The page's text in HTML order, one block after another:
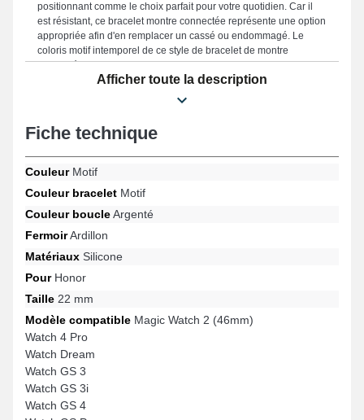
positionnant comme le choix parfait pour votre quotidien. Car il
est résistant, ce bracelet montre connectée représente une option
appropriée afin d'en remplacer un cassé ou endommagé. Le
coloris motif intemporel de ce style de bracelet de montre
connectée met en valeur l'effet casual de votre garde-temps
connecté. Une attache ardillon de fabrication soignée est fixée à
ce genre de bracelet montre et est utilisable pour le design Magic
Watch GS 3i, Watch 4 Pro et beaucoup d'autres encore de la
marque Honor. Grâce à son allure moderne, cet article Honor se
assurant un ajustement précis.
Afficher toute la description
Fiche technique
CouleurMotif
Couleur bracelet Motif
Couleur boucleArgenté
FermoirArdillon
Matériaux Silicone
PourHonor
Taille 22 mm
Modèle compatible Magic Watch 2 (46mm)
Watch 4 Pro
Watch Dream
Watch GS 3
Watch GS 3i
Watch GS 4